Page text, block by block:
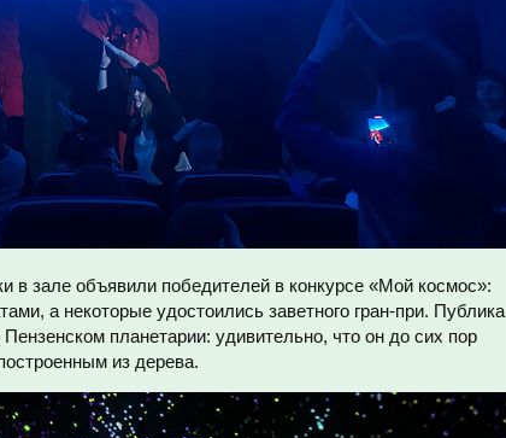
в зале объявили победителей в конкурсе «Мой космос»:
а некоторые удостоились заветного гран-при. Публика
планетарии: удивительно, что он до сих пор
из дерева.